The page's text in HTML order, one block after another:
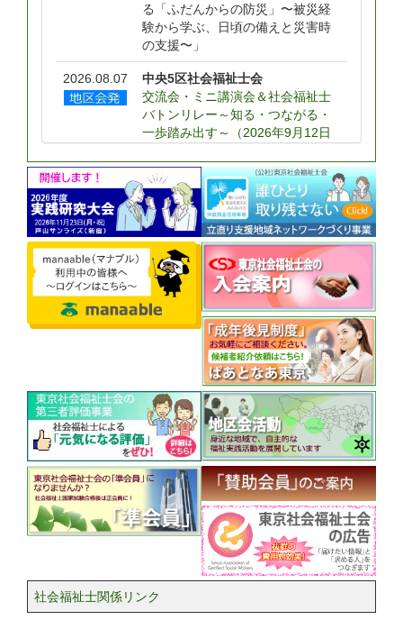
る「ふだんからの防災」〜被災経
験から学ぶ、日頃の備えと災害時
の支援〜」
2026.08.07
中央5区社会福祉士会
交流会・ミニ講演会＆社会福祉士
バトンリレー～知る・つながる・
一歩踏み出す～（2026年9月12日
2026.08.07
昭島社会福祉士会
令和8年度 第4回昭島社会福祉士
会成年後見部会のお知らせ（2026
年8月25日(火)開催）のご案内
2026.08.07
権利擁護センターぱあとなあ
【ぱあとなあ東京会員の皆様へ】
「★2026年8月活動報告書提出に
ついて」の文書を差し替えまし
会員ページをご確認くださ
2026.08.07
権利擁護センターぱあとなあ
ぱあとなあ東京 継続研修(デジタ
ル時代の後見実務における 消費者
被害・ネットリスクの防止と対応)
（2026/10/31(土)開催）のご案内
※ぱあとなあ東京会員の方はWeb
システムよりお申込みください。
2026.08.05
ねりま社会福祉士会
ねりま社会福祉士会 9月研修会
（2026年9月25日(金)開催）のご案
内
社会福祉士関係リンク